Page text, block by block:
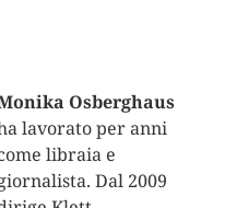
Osberghaus
lavorato per anni
libraia e
Dal 2009